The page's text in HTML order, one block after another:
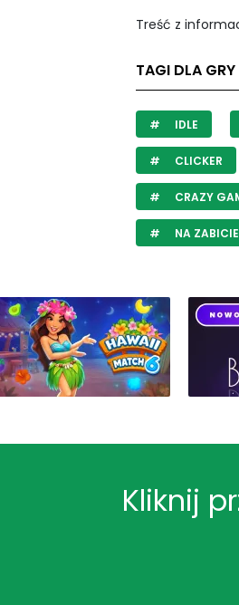
Treść z
TAGI DLA
IDLE
CLICKER
CRAZY
NA
Kliknij